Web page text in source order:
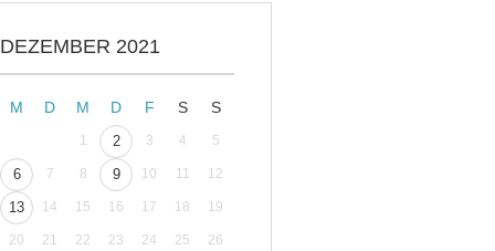
DEZEMBER 2021
M D M D F S S
1 2 3 4 5
6 7 8 9 10 11 12
13 14 15 16 17 18 19
20 21 22 23 24 25
26